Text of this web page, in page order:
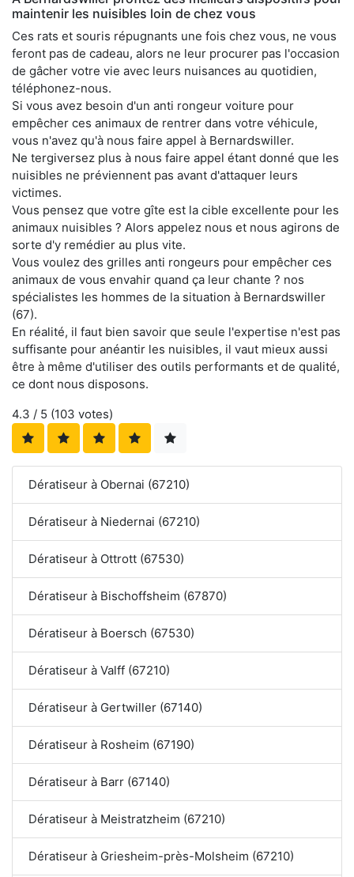
maintenir les nuisibles loin de chez vous
Ces rats et souris répugnants une fois chez vous, ne vous
feront pas de cadeau, alors ne leur procurer pas l'occasion
de gâcher votre vie avec leurs nuisances au quotidien,
téléphonez-nous.
Si vous avez besoin d'un anti rongeur voiture pour
empêcher ces animaux de rentrer dans votre véhicule,
vous n'avez qu'à nous faire appel à Bernardswiller.
Ne tergiversez plus à nous faire appel étant donné que les
nuisibles ne préviennent pas avant d'attaquer leurs
victimes.
Vous pensez que votre gîte est la cible excellente pour les
animaux nuisibles ? Alors appelez nous et nous agirons de
sorte d'y remédier au plus vite.
Vous voulez des grilles anti rongeurs pour empêcher ces
animaux de vous envahir quand ça leur chante ? nos
spécialistes les hommes de la situation à Bernardswiller
(67).
En réalité, il faut bien savoir que seule l'expertise n'est pas
suffisante pour anéantir les nuisibles, il vaut mieux aussi
être à même d'utiliser des outils performants et de qualité,
ce dont nous disposons.
4.3 / 5 (103 votes)
Dératiseur à Obernai (67210)
Dératiseur à Niedernai (67210)
Dératiseur à Ottrott (67530)
Dératiseur à Bischoffsheim (67870)
Dératiseur à Boersch (67530)
Dératiseur à Valff (67210)
Dératiseur à Gertwiller (67140)
Dératiseur à Rosheim (67190)
Dératiseur à Barr (67140)
Dératiseur à Meistratzheim (67210)
Dératiseur à Griesheim-près-Molsheim (67210)